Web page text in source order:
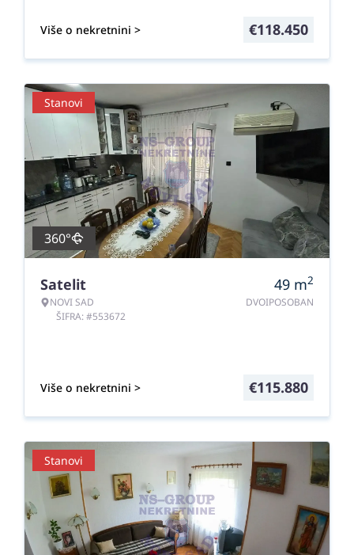
Više o nekretnini > €118.450
Stanovi
360°
Satelit
NOVI SAD
ŠIFRA: #553672
49 m2
DVOIPOSOBAN
Više o nekretnini > €115.880
Stanovi